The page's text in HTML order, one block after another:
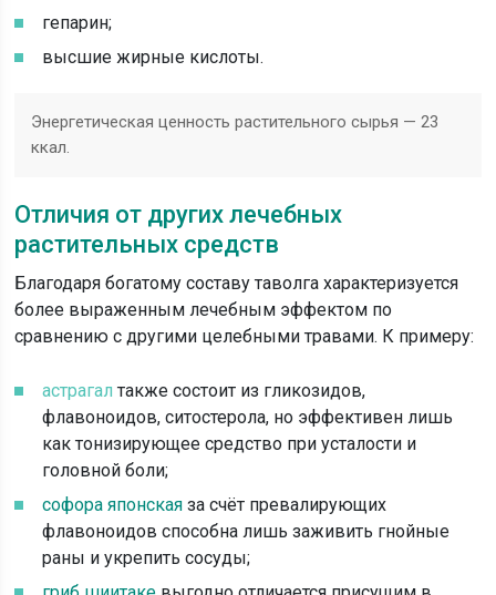
гепарин;
высшие жирные кислоты.
Энергетическая ценность растительного сырья — 23
ккал.
Отличия от других лечебных
растительных средств
Благодаря богатому составу таволга характеризуется
более выраженным лечебным эффектом по
сравнению с другими целебными травами. К примеру:
астрагал также состоит из гликозидов,
флавоноидов, ситостерола, но эффективен лишь
как тонизирующее средство при усталости и
головной боли;
софора японская за счёт превалирующих
флавоноидов способна лишь заживить гнойные
раны и укрепить сосуды;